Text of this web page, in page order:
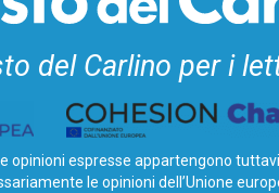
del Carlino per i
opinioni espresse appartengono
le opinioni dell’Unione